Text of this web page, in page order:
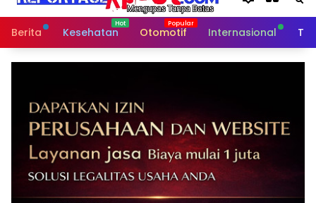
Berita Kesehatan Otomotif Internasional